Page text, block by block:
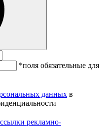
*поля обязательные для
данных в
рекламно-